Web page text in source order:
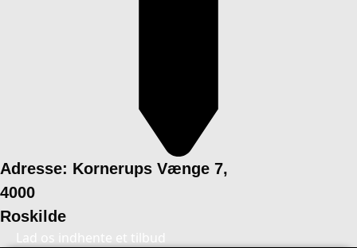
Adresse: Kornerups Vænge 7,
4000
Roskilde
Lad os indhente et tilbud